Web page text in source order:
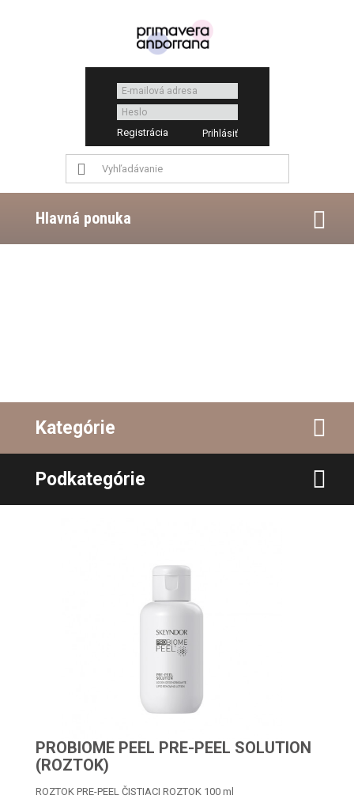
Registrácia
Hlavná ponuka
Kategórie
Podkategórie
PROBIOME PEEL PRE-PEEL SOLUTION
(ROZTOK)
ROZTOK PRE-PEEL ČISTIACI ROZTOK 100 ml